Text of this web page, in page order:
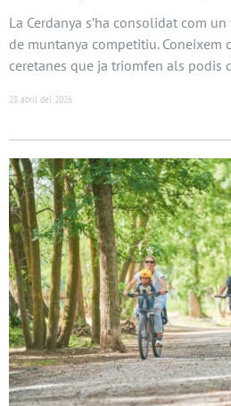
La Cerdanya s’ha consolidat com
de muntanya competitiu. Coneixem
ceretanes que ja triomfen als podis
28 abril del 2026